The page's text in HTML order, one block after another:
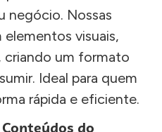
negócio. Nossas
visuais,
um formato
Ideal para quem
rápida e eficiente.
do